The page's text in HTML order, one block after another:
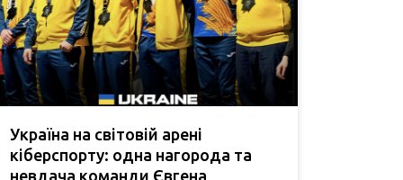
Україна на світовій арені
кіберспорту: одна нагорода та
невдача команди Євгена